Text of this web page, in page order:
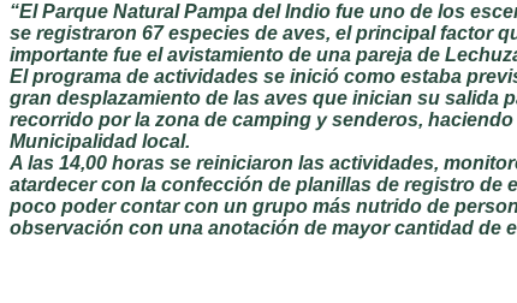
“El Parque Natural Pampa del Indio fue uno de los
se registraron 67 especies de aves, el principal factor
importante fue el avistamiento de una pareja de
El programa de actividades se inició como estaba
gran desplazamiento de las aves que inician su salida
recorrido por la zona de camping y senderos,
Municipalidad local.
A las 14,00 horas se reiniciaron las actividades,
atardecer con la confección de planillas de registro de
poco poder contar con un grupo más nutrido de
observación con una anotación de mayor cantidad de